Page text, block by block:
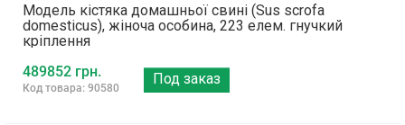
Модель кістяка домашньої свині (Sus scrofa
domesticus), жіноча особина, 223 елем. гнучкий
кріплення
489852 грн.
Код товара: 90580
Под заказ